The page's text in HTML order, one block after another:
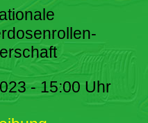
- 15:00 Uhr